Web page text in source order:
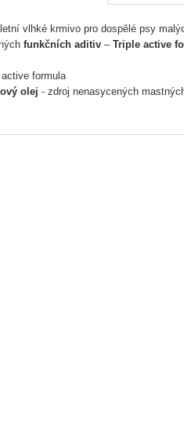
vlhké krmivo pro dospělé psy
funkčních aditiv – Triple active
formula
olej - zdroj nenasycených
- zdroj vitamínů (C, E, A, karotenoidů),